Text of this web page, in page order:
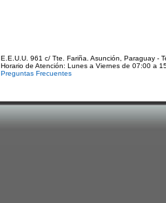
E.E.U.U. 961 c/ Tte. Fariña. Asunción, Paraguay -
Horario de Atención: Lunes a Viernes de 07:00 a
Preguntas Frecuentes